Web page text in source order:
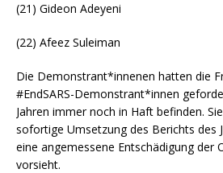
(21) Gideon Adeyeni
(22) Afeez Suleiman
Die Demonstrant*innenen hatten die
#EndSARS-Demonstrant*innen
Jahren immer noch in Haft befinden.
sofortige Umsetzung des Berichts des
eine angemessene Entschädigung der
vorsieht.